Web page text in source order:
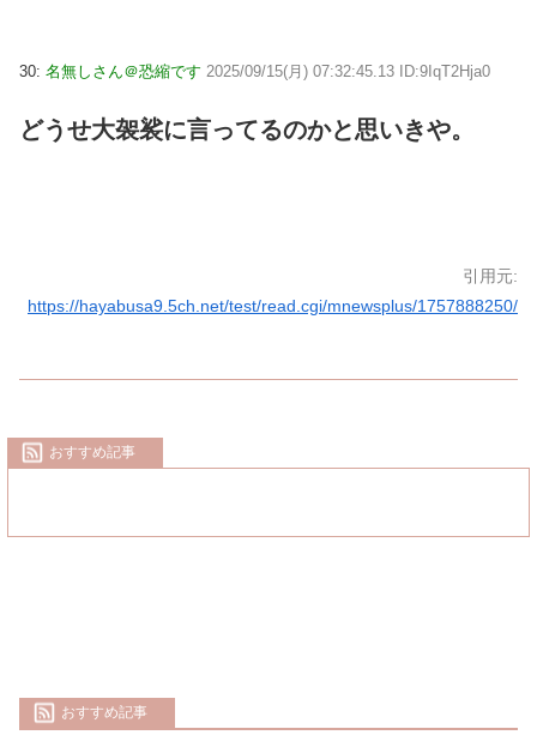
30: 名無しさん＠恐縮です 2025/09/15(月) 07:32:45.13 ID:9IqT2Hja0
どうせ大袈裟に言ってるのかと思いきや。
引用元:
https://hayabusa9.5ch.net/test/read.cgi/mnewsplus/1757888250/
おすすめ記事
おすすめ記事